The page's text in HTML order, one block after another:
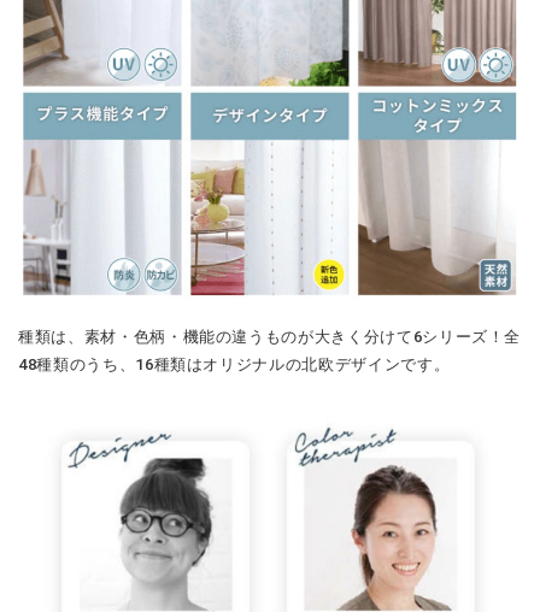
種類は、素材・色柄・機能の違うものが大きく分けて6シリーズ！全
48種類のうち、16種類はオリジナルの北欧デザインです。